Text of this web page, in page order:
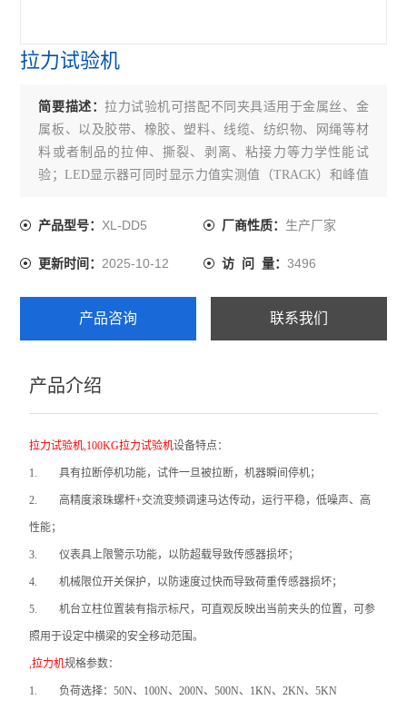
拉力试验机
简要描述：拉力试验机可搭配不同夹具适用于金属丝、金
属板、以及胶带、橡胶、塑料、线缆、纺织物、网绳等材
料或者制品的拉伸、撕裂、剥离、粘接力等力学性能试
验；LED显示器可同时显示力值实测值（TRACK）和峰值
裂值）保留功能，位移显示需另增加RMB 2,000.00元。
产品型号：XL-DD5 厂商性质： 生产厂家
更新时间：2025-10-12 访 问 量： 3496
产品咨询 联系我们
产品介绍
拉力试验机,100KG拉力试验机设备特点：
1.具有拉断停机功能，试件一旦被拉断，机器瞬间停机；
2. 高精度滚珠螺杆+交流变频调速马达传动，运行平稳，低噪声、高
性能；
3.仪表具上限警示功能，以防超载导致传感器损坏；
4.机械限位开关保护，以防速度过快而导致荷重传感器损坏；
5.机台立柱位置装有指示标尺，可直观反映出当前夹头的位置，可参
照用于设定中横梁的安全移动范围。
,拉力机规格参数：
1. 负荷选择：50N、100N、200N、500N、1KN、2KN、5KN